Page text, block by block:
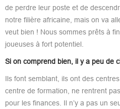
de perdre leur poste et de
notre filière africaine, mais on va
veut bien ! Nous sommes prêts à
joueuses à fort potentiel.
Si on comprend bien, il y a peu de
Ils font semblant, ils ont des
centre de formation, ne rentrent
pour les finances. Il n’y a pas un